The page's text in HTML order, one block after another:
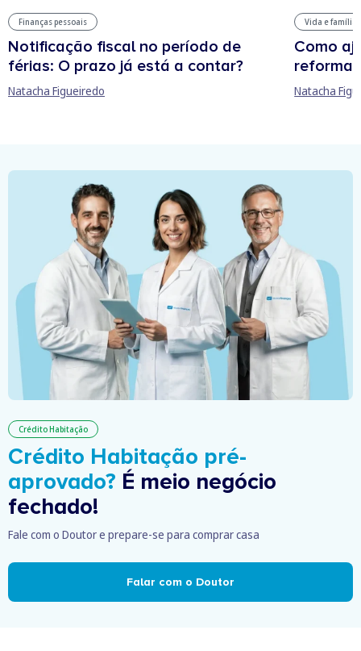
Finanças pessoais
Notificação fiscal no período de
férias: O prazo já está a contar?
Natacha Figueiredo
Vida e família
Como
reforma
Natacha
Crédito Habitação
Crédito Habitação pré-
aprovado? É meio negócio
fechado!
Fale com o Doutor e prepare-se para comprar casa
Falar com o Doutor